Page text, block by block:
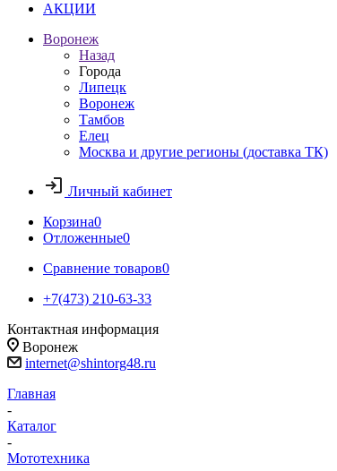
АКЦИИ
Воронеж
Назад
Города
Липецк
Воронеж
Тамбов
Елец
Москва и другие регионы (доставка ТК)
Личный кабинет
Корзина0
Отложенные0
Сравнение товаров0
+7(473) 210-63-33
Контактная информация
Воронеж
internet@shintorg48.ru
Главная
-
Каталог
-
Мототехника